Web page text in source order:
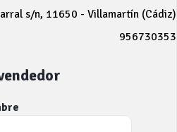
s/n, 11650 - Villamartín (Cádiz)
956730353